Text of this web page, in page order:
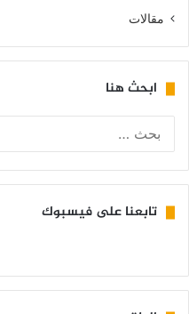
مقالات
ابحث هنا
تابعنا على فيسبوك